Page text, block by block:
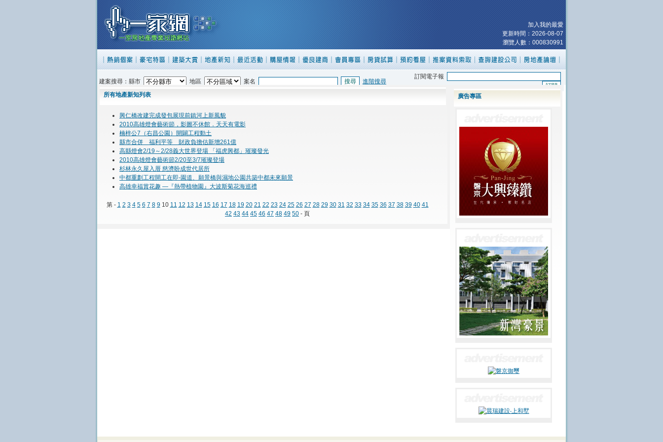
加入我的最愛
更新時間： 2026-08-07
瀏覽人數：000830991
建案搜尋：縣市 地區 案名 進階搜尋
訂閱電子報
所有地產新知列表
興仁橋改建完成發包展現前鎮河上新風貌
2010高雄燈會藝術節，影圖不休館．天天有電影
楠梓公7（右昌公園）開闢工程動土
縣市合併 福利平等 財政負擔估新增261億
高縣燈會2/19～2/28義大世界登場 「福虎興都」璀璨發光
2010高雄燈會藝術節2/20至3/7璀璨登場
杉林永久屋入厝 慈濟盼成世代居所
中都重劃工程開工在即-園道、願景橋與濕地公園共築中都未來願景
高雄幸福賞花趣 —『熱帶植物園』大波斯菊花海巡禮
第 - 1 2 3 4 5 6 7 8 910 11 12 13 14 15 16 17 18 19 20 21 22 23 24 25 26 27 28 29 30 31 32 33 34 35 36 37 38 39 40 41
42 43 44 45 46 47 48 49 50 - 頁
廣告專區